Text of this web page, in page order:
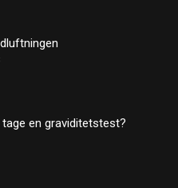
en graviditetstest?